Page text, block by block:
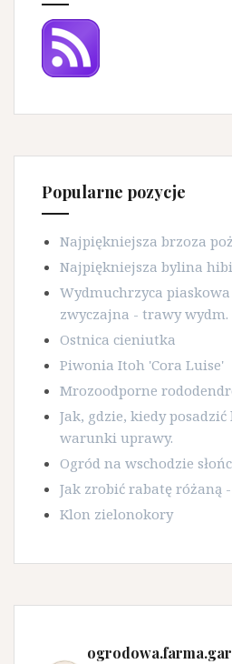
Popularne pozycje
Najpiękniejsza brzoza
Najpiękniejsza bylina
Wydmuchrzyca
zwyczajna - trawy wydm.
Ostnica cieniutka
Piwonia Itoh 'Cora Luise'
Mrozoodporne
Jak, gdzie, kiedy posadzić
warunki uprawy.
Ogród na wschodzie
Jak zrobić rabatę różaną
Klon zielonokory